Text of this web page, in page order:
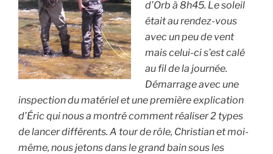
d’Orb à 8h45. Le soleil
était au rendez-vous
avec un peu de vent
mais celui-ci s’est calé
au fil de la journée.
Démarrage avec une
inspection du matériel et une première explication
d’Éric qui nous a montré comment réaliser 2 types
de lancer différents. A tour de rôle, Christian et moi-
même, nous jetons dans le grand bain sous les